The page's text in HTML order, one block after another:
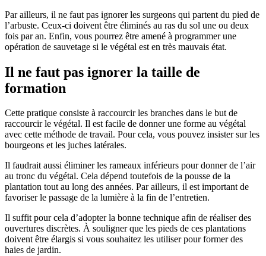
Par ailleurs, il ne faut pas ignorer les surgeons qui partent du pied de
l’arbuste. Ceux-ci doivent être éliminés au ras du sol une ou deux
fois par an. Enfin, vous pourrez être amené à programmer une
opération de sauvetage si le végétal est en très mauvais état.
Il ne faut pas ignorer la taille de
formation
Cette pratique consiste à raccourcir les branches dans le but de
raccourcir le végétal. Il est facile de donner une forme au végétal
avec cette méthode de travail. Pour cela, vous pouvez insister sur les
bourgeons et les juches latérales.
Il faudrait aussi éliminer les rameaux inférieurs pour donner de l’air
au tronc du végétal. Cela dépend toutefois de la pousse de la
plantation tout au long des années. Par ailleurs, il est important de
favoriser le passage de la lumière à la fin de l’entretien.
Il suffit pour cela d’adopter la bonne technique afin de réaliser des
ouvertures discrètes. À souligner que les pieds de ces plantations
doivent être élargis si vous souhaitez les utiliser pour former des
haies de jardin.